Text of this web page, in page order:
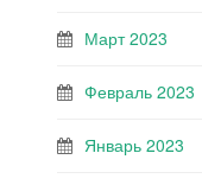
Март 2023
Февраль 2023
Январь 2023